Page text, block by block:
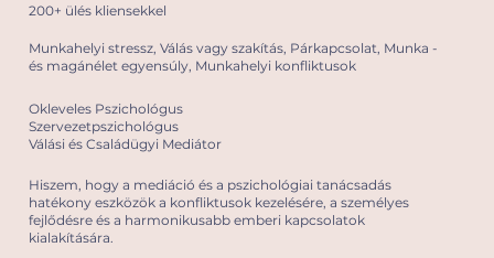
200+ ülés kliensekkel
Munkahelyi stressz, Válás vagy szakítás, Párkapcsolat, Munka -
és magánélet egyensúly, Munkahelyi konfliktusok
Okleveles Pszichológus
Szervezetpszichológus
Válási és Családügyi Mediátor
Hiszem, hogy a mediáció és a pszichológiai tanácsadás
hatékony eszközök a konfliktusok kezelésére, a személyes
fejlődésre és a harmonikusabb emberi kapcsolatok
kialakítására.